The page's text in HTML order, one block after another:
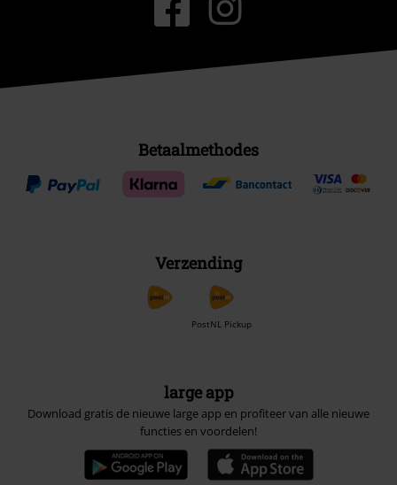
Betaalmethodes
Verzending
PostNL Pickup
large app
Download gratis de nieuwe large app en profiteer van alle nieuwe
functies en voordelen!